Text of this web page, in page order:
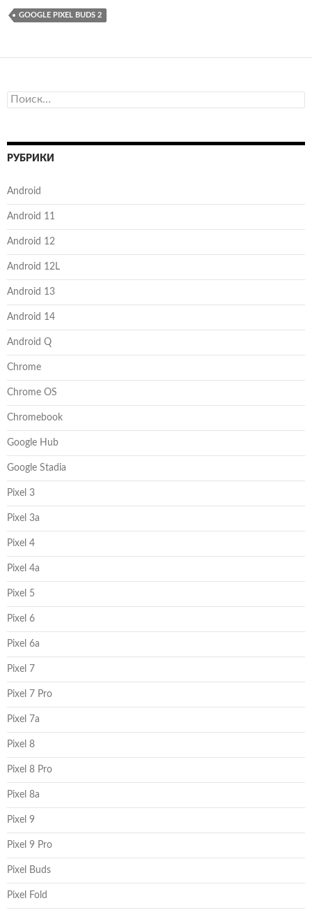
GOOGLE PIXEL BUDS 2
Найти:
РУБРИКИ
Android
Android 11
Android 12
Android 12L
Android 13
Android 14
Android Q
Chrome
Chrome OS
Chromebook
Google Hub
Google Stadia
Pixel 3
Pixel 3a
Pixel 4
Pixel 4a
Pixel 5
Pixel 6
Pixel 6a
Pixel 7
Pixel 7 Pro
Pixel 7a
Pixel 8
Pixel 8 Pro
Pixel 8a
Pixel 9
Pixel 9 Pro
Pixel Buds
Pixel Fold